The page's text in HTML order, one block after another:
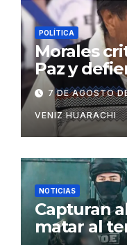
POLÍTICA
Morales
Paz y
7 DE AGOSTO
VENIZ HUARACHI
NOTICIAS
Capturan
matar al